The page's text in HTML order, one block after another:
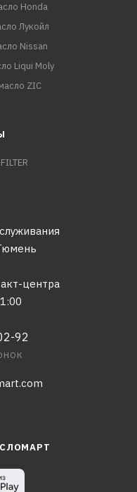
Honda
Лукойл
Nissan
Liqui Moly
ZIC
центра
92